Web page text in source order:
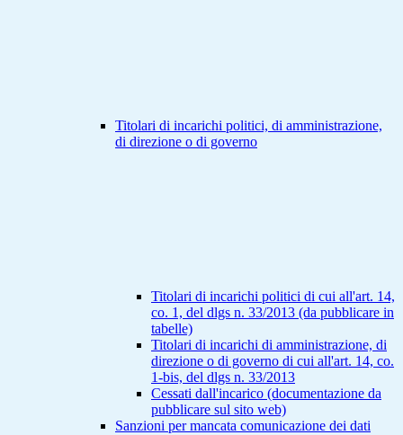
Titolari di incarichi politici, di amministrazione,
di direzione o di governo
Titolari di incarichi politici di cui all'art. 14,
co. 1, del dlgs n. 33/2013 (da pubblicare in
tabelle)
Titolari di incarichi di amministrazione, di
direzione o di governo di cui all'art. 14, co.
1-bis, del dlgs n. 33/2013
Cessati dall'incarico (documentazione da
pubblicare sul sito web)
Sanzioni per mancata comunicazione dei dati